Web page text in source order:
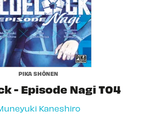
PIKA SHÔNEN
- Episode Nagi T04
Kaneshiro